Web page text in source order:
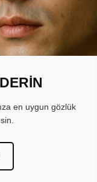
en uygun gözlük